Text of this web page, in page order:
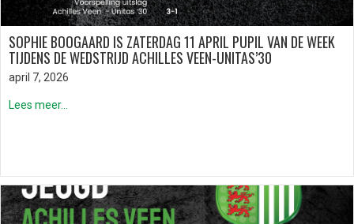
SOPHIE BOOGAARD IS ZATERDAG 11 APRIL PUPIL VAN DE WEEK
TIJDENS DE WEDSTRIJD ACHILLES VEEN-UNITAS’30
april 7, 2026
Lees meer...